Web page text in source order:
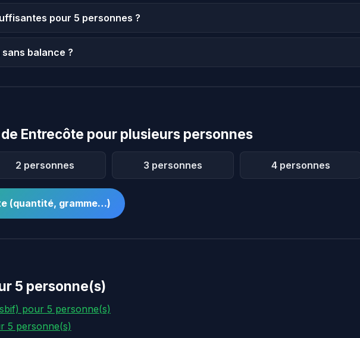
pour 5 personnes ?
balance ?
Entrecôte pour plusieurs personnes
2 personnes 3 personnes 4 personnes
(quantité, gramme…)
5 personne(s)
pour 5 personne(s)
5 personne(s)